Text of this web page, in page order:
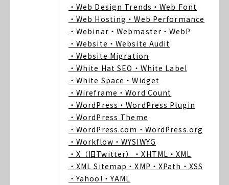
・Web Design Trends ・Web Font
・Web Hosting ・Web Performance
・Webinar ・Webmaster ・WebP
・Website ・Website Audit
・Website Migration
・White Hat SEO ・White Label
・White Space ・Widget
・Wireframe ・Word Count
・WordPress ・WordPress Plugin
・WordPress Theme
・WordPress.com ・WordPress.org
・Workflow ・WYSIWYG
・X（旧Twitter）
・XHTML ・XML
・XML Sitemap ・XMP ・XPath ・XSS
・Yahoo! ・YAML